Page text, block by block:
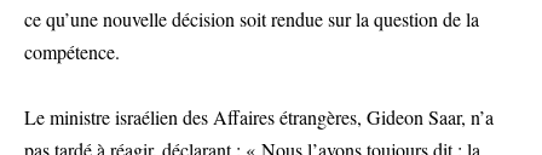
ce qu’une nouvelle décision soit rendue sur la question de la
compétence.
Le ministre israélien des Affaires étrangères, Gideon Saar, n’a
pas tardé à réagir, déclarant : « Nous l’avons toujours dit : la